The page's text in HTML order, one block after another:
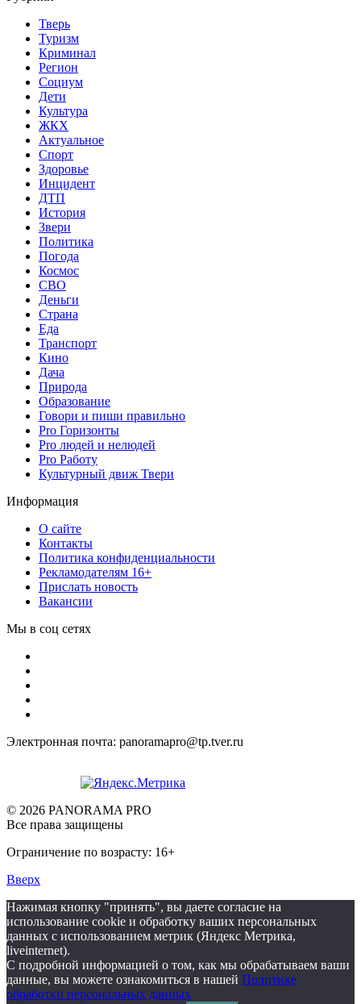
Тверь
Туризм
Криминал
Регион
Социум
Дети
Культура
ЖКХ
Актуальное
Спорт
Здоровье
Инцидент
ДТП
История
Звери
Политика
Погода
Космос
СВО
Деньги
Страна
Еда
Транспорт
Кино
Дача
Природа
Образование
Говори и пиши правильно
Pro Горизонты
Pro людей и нелюдей
Pro Работу
Культурный движ Твери
Информация
О сайте
Контакты
Политика конфиденциальности
Рекламодателям 16+
Прислать новость
Вакансии
Мы в соц сетях
Электронная почта: panoramapro@tp.tver.ru
© 2026 PANORAMA PRO
Все права защищены
Ограничение по возрасту: 16+
Вверх
Нажимая кнопку "принять", вы даете согласие на
использование cookie и обработку ваших персональных
данных с использованием метрик (Яндекс Метрика,
liveinternet).
С подробной информацией о том, как мы обрабатываем ваши
данные, вы можете ознакомиться в нашей Политике
обработки персональных данных